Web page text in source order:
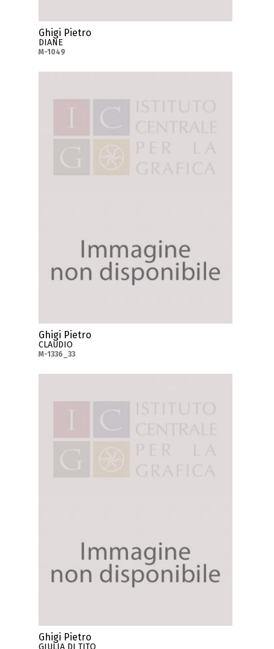
Ghigi Pietro
DIANE
M-1049
Ghigi Pietro
CLAUDIO
M-1336_33
Ghigi Pietro